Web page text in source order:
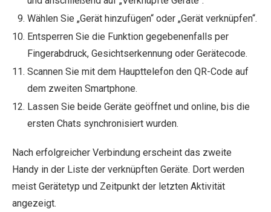
Wählen Sie „Gerät hinzufügen“ oder „Gerät verknüpfen“.
Entsperren Sie die Funktion gegebenenfalls per
Fingerabdruck, Gesichtserkennung oder Gerätecode.
Scannen Sie mit dem Haupttelefon den QR-Code auf
dem zweiten Smartphone.
Lassen Sie beide Geräte geöffnet und online, bis die
ersten Chats synchronisiert wurden.
Nach erfolgreicher Verbindung erscheint das zweite
Handy in der Liste der verknüpften Geräte. Dort werden
meist Gerätetyp und Zeitpunkt der letzten Aktivität
angezeigt.